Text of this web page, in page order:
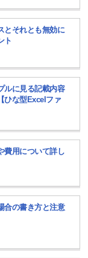
とそれとも無効に
ト
ルに見る記載内容
ひな型Excelファ
費用について詳し
合の書き方と注意